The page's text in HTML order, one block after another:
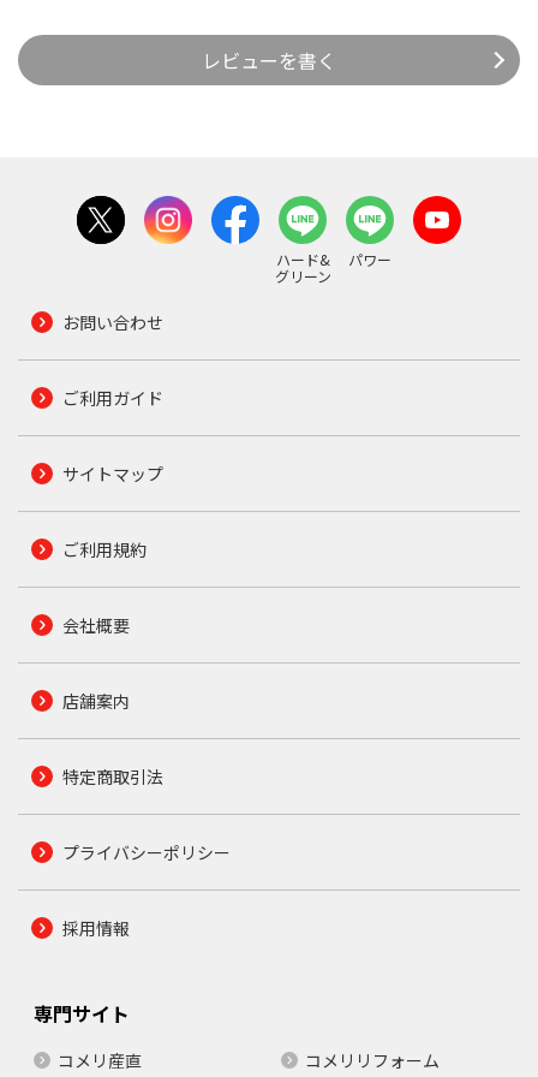
レビューを書く
ハード&
グリーン
パワー
お問い合わせ
ご利用ガイド
サイトマップ
ご利用規約
会社概要
店舗案内
特定商取引法
プライバシーポリシー
採用情報
専門サイト
コメリ産直 コメリリフォーム